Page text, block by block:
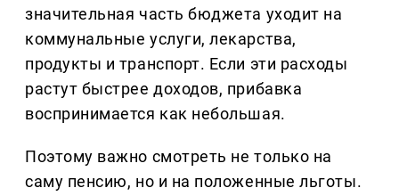
значительная часть бюджета уходит на
коммунальные услуги, лекарства,
продукты и транспорт. Если эти расходы
растут быстрее доходов, прибавка
воспринимается как небольшая.
Поэтому важно смотреть не только на
саму пенсию, но и на положенные льготы.